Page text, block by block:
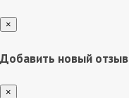
×
Добавить новый отзыв
×